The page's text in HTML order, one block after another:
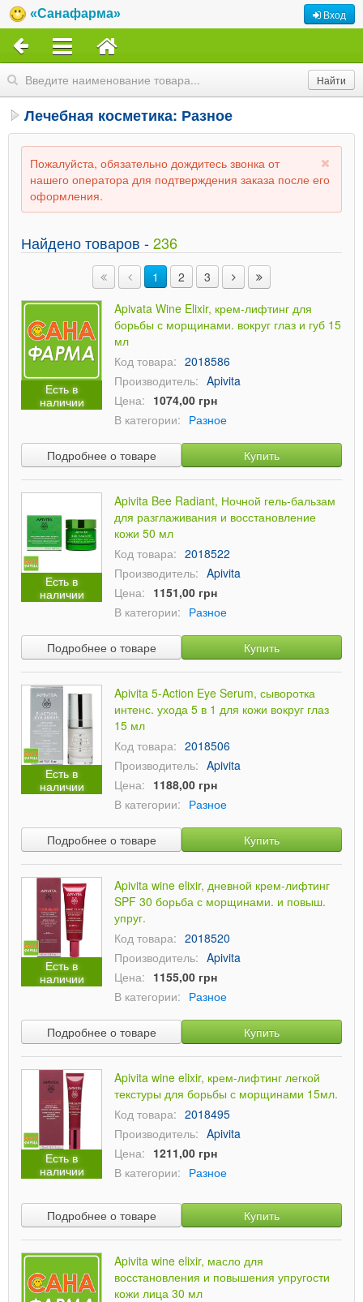
«Санафарма» Вход
Лечебная косметика: Разное
Пожалуйста, обязательно дождитесь звонка от
нашего оператора для подтверждения заказа после его
оформления.
Найдено товаров -236
1 2 3
Есть в
наличии
Apivata Wine Elixir, крем-лифтинг для
борьбы с морщинами. вокруг глаз и губ 15
мл
Код товара: 2018586
Производитель: Apivita
Цена: 1074,00 грн
В категории: Разное
Подробнее о товаре Купить
Есть в
наличии
Apivita Bee Radiant, Ночной гель-бальзам
для разглаживания и восстановление
кожи 50 мл
Код товара: 2018522
Производитель: Apivita
Цена: 1151,00 грн
В категории: Разное
Подробнее о товаре Купить
Есть в
наличии
Apivita 5-Action Eye Serum, сыворотка
интенс. ухода 5 в 1 для кожи вокруг глаз
15 мл
Код товара: 2018506
Производитель: Apivita
Цена: 1188,00 грн
В категории: Разное
Подробнее о товаре Купить
Есть в
наличии
Apivita wine elixir, дневной крем-лифтинг
SPF 30 борьба с морщинами. и повыш.
упруг.
Код товара: 2018520
Производитель: Apivita
Цена: 1155,00 грн
В категории: Разное
Подробнее о товаре Купить
Есть в
наличии
Apivita wine elixir, крем-лифтинг легкой
текстуры для борьбы с морщинами 15мл.
Код товара: 2018495
Производитель: Apivita
Цена: 1211,00 грн
В категории: Разное
Подробнее о товаре Купить
Apivita wine elixir, масло для
восстановления и повышения упругости
кожи лица 30 мл